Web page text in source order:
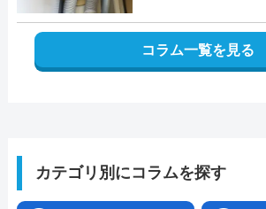
コラム一覧を見る
カテゴリ別にコラムを探す